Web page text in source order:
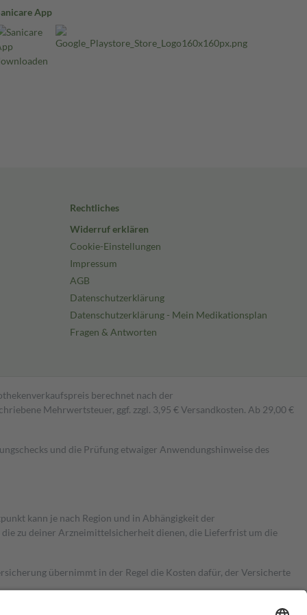
App
Rechtliches
Widerruf erklären
Cookie-Einstellungen
Impressum
AGB
Datenschutzerklärung
Datenschutzerklärung - Mein Medikationsplan
Fragen & Antworten
berechnet nach der
Mehrwertsteuer, ggf. zzgl. 3,95 € Versandkosten. Ab 29,00 €
und die Prüfung etwaiger Anwendungshinweise des
kann je nach Region und in Abhängigkeit der
zu deiner Arzneimittelsicherheit dienen, die Lieferfrist um die
übernimmt in der Regel die Kosten dafür, der Versicherte